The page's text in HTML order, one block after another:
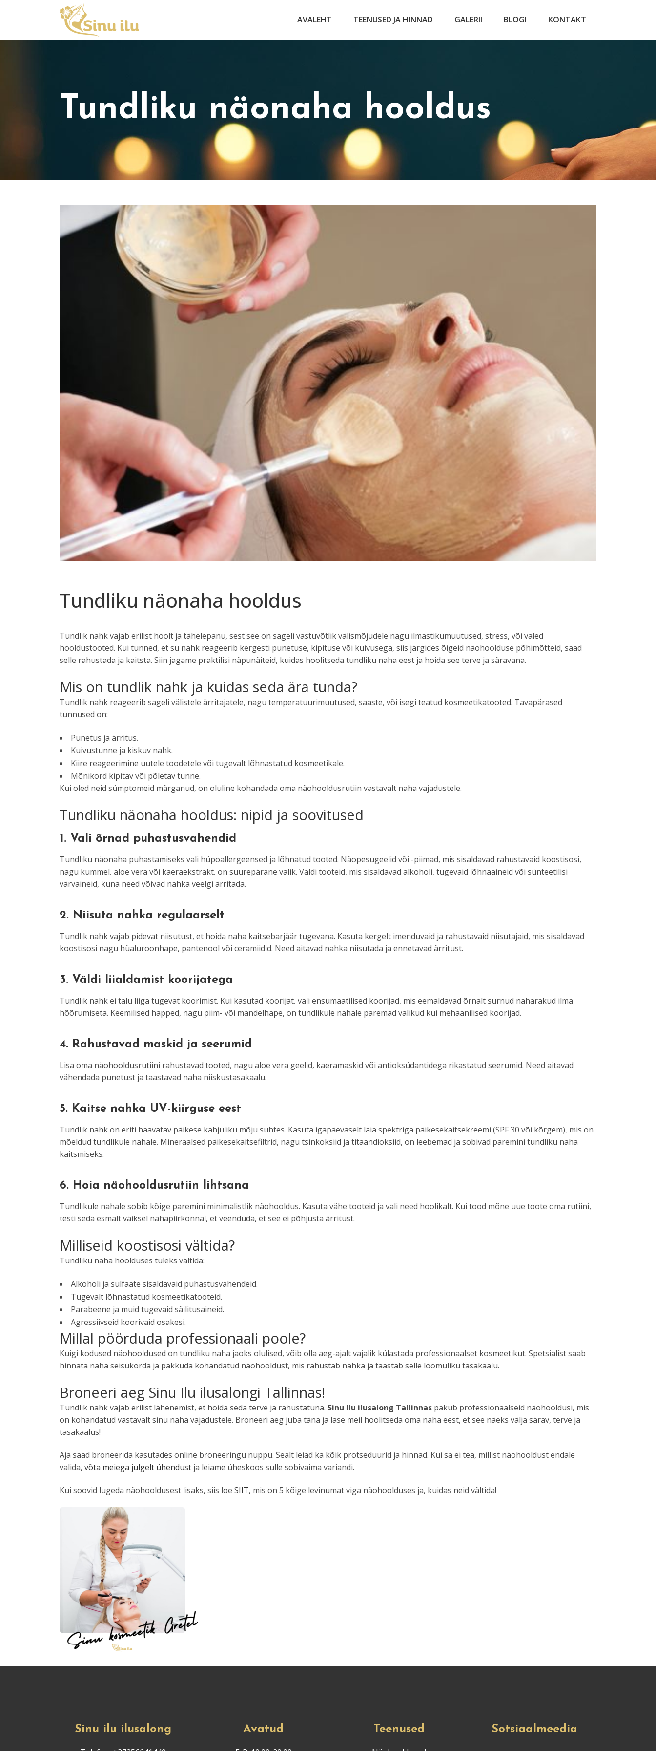
AVALEHT TEENUSED JA HINNAD GALERII BLOGI KONTAKT
Tundliku näonaha hooldus
Tundliku näonaha hooldus
Tundlik nahk vajab erilist hoolt ja tähelepanu, sest see on sageli vastuvõtlik välismõjudele nagu ilmastikumuutused, stress, või valed
hooldustooted. Kui tunned, et su nahk reageerib kergesti punetuse, kipituse või kuivusega, siis järgides õigeid näohoolduse põhimõtteid, saad
selle rahustada ja kaitsta. Siin jagame praktilisi näpunäiteid, kuidas hoolitseda tundliku naha eest ja hoida see terve ja säravana.
Mis on tundlik nahk ja kuidas seda ära tunda?
Tundlik nahk reageerib sageli välistele ärritajatele, nagu temperatuurimuutused, saaste, või isegi teatud kosmeetikatooted. Tavapärased
tunnused on:
Punetus ja ärritus.
Kuivustunne ja kiskuv nahk.
Kiire reageerimine uutele toodetele või tugevalt lõhnastatud kosmeetikale.
Mõnikord kipitav või põletav tunne.
Kui oled neid sümptomeid märganud, on oluline kohandada oma näohooldusrutiin vastavalt naha vajadustele.
Tundliku näonaha hooldus: nipid ja soovitused
1. Vali õrnad puhastusvahendid
Tundliku näonaha puhastamiseks vali hüpoallergeensed ja lõhnatud tooted. Näopesugeelid või -piimad, mis sisaldavad rahustavaid koostisosi,
nagu kummel, aloe vera või kaeraekstrakt, on suurepärane valik. Väldi tooteid, mis sisaldavad alkoholi, tugevaid lõhnaaineid või sünteetilisi
värvaineid, kuna need võivad nahka veelgi ärritada.
2. Niisuta nahka regulaarselt
Tundlik nahk vajab pidevat niisutust, et hoida naha kaitsebarjäär tugevana. Kasuta kergelt imenduvaid ja rahustavaid niisutajaid, mis sisaldavad
koostisosi nagu hüaluroonhape, pantenool või ceramiidid. Need aitavad nahka niisutada ja ennetavad ärritust.
3. Väldi liialdamist koorijatega
Tundlik nahk ei talu liiga tugevat koorimist. Kui kasutad koorijat, vali ensümaatilised koorijad, mis eemaldavad õrnalt surnud naharakud ilma
hõõrumiseta. Keemilised happed, nagu piim- või mandelhape, on tundlikule nahale paremad valikud kui mehaanilised koorijad.
4. Rahustavad maskid ja seerumid
Lisa oma näohooldusrutiini rahustavad tooted, nagu aloe vera geelid, kaeramaskid või antioksüdantidega rikastatud seerumid. Need aitavad
vähendada punetust ja taastavad naha niiskustasakaalu.
5. Kaitse nahka UV-kiirguse eest
Tundlik nahk on eriti haavatav päikese kahjuliku mõju suhtes. Kasuta igapäevaselt laia spektriga päikesekaitsekreemi (SPF 30 või kõrgem), mis on
mõeldud tundlikule nahale. Mineraalsed päikesekaitsefiltrid, nagu tsinkoksiid ja titaandioksiid, on leebemad ja sobivad paremini tundliku naha
kaitsmiseks.
6. Hoia näohooldusrutiin lihtsana
Tundlikule nahale sobib kõige paremini minimalistlik näohooldus. Kasuta vähe tooteid ja vali need hoolikalt. Kui tood mõne uue toote oma rutiini,
testi seda esmalt väiksel nahapiirkonnal, et veenduda, et see ei põhjusta ärritust.
Milliseid koostisosi vältida?
Tundliku naha hoolduses tuleks vältida:
Alkoholi ja sulfaate sisaldavaid puhastusvahendeid.
Tugevalt lõhnastatud kosmeetikatooteid.
Parabeene ja muid tugevaid säilitusaineid.
Agressiivseid koorivaid osakesi.
Millal pöörduda professionaali poole?
Kuigi kodused näohooldused on tundliku naha jaoks olulised, võib olla aeg-ajalt vajalik külastada professionaalset kosmeetikut. Spetsialist saab
hinnata naha seisukorda ja pakkuda kohandatud näohooldust, mis rahustab nahka ja taastab selle loomuliku tasakaalu.
Broneeri aeg Sinu Ilu ilusalongi Tallinnas!
Tundlik nahk vajab erilist lähenemist, et hoida seda terve ja rahustatuna. Sinu Ilu ilusalong Tallinnas pakub professionaalseid näohooldusi, mis
on kohandatud vastavalt sinu naha vajadustele. Broneeri aeg juba täna ja lase meil hoolitseda oma naha eest, et see näeks välja särav, terve ja
tasakaalus!
Aja saad broneerida kasutades online broneeringu nuppu. Sealt leiad ka kõik protseduurid ja hinnad. Kui sa ei tea, millist näohooldust endale
valida, võta meiega julgelt ühendust ja leiame üheskoos sulle sobivaima variandi.
Kui soovid lugeda näohooldusest lisaks, siis loe SIIT, mis on 5 kõige levinumat viga näohoolduses ja, kuidas neid vältida!
Sinu ilu ilusalong Avatud Teenused Sotsiaalmeedia